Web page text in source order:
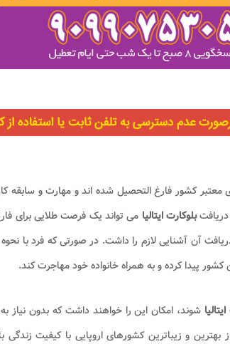
معتبر کشور فارغ التحصیل شده اند و مهارت و سابقه
دریافتبلوکارت ایتالیا می تواند یک فرصت طلایی برای
آن آشنایی لازم را داشت. در صورتی که فرد با
پیدا کرده و به همراه خانواده خود مهاجرت کند.
شوند، امکان این را خواهند داشت که بدون نیاز به
بهترین و زیباترین کشورهای اروپایی با کیفیت